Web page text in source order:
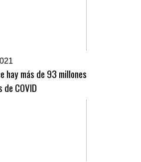
hay más de 93 millones
de COVID